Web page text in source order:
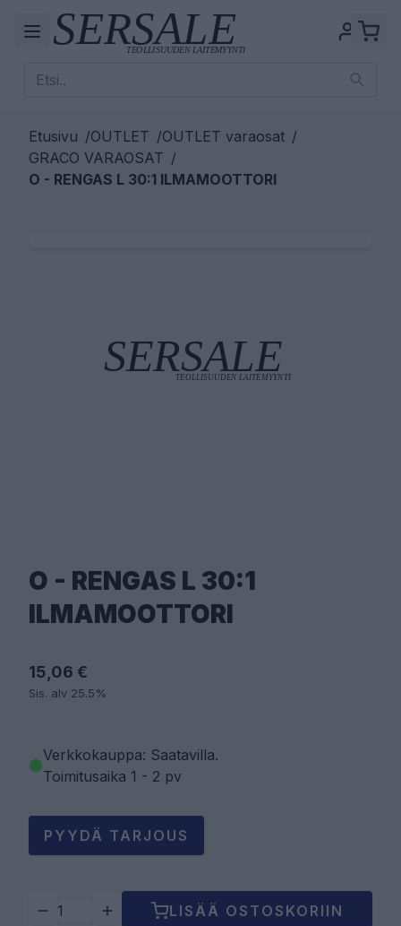
Etusivu /OUTLET /OUTLET varaosat /
GRACO VARAOSAT /
O - RENGAS L 30:1 ILMAMOOTTORI
O - RENGAS L 30:1
ILMAMOOTTORI
15,06 €
Sis. alv 25.5%
Verkkokauppa: Saatavilla.
Toimitusaika 1 - 2 pv
PYYDÄ TARJOUS
LISÄÄ OSTOSKORIIN